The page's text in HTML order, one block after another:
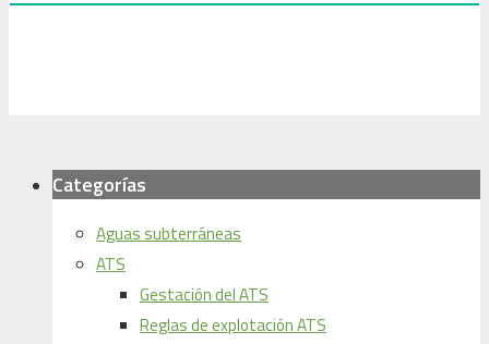
Categorías
Aguas subterráneas
ATS
Gestación del ATS
Reglas de explotación ATS